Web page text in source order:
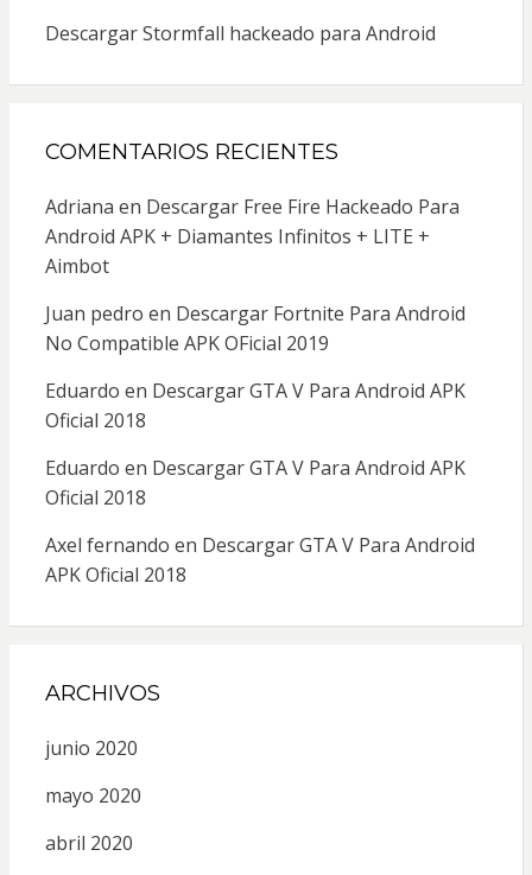
Descargar Stormfall hackeado para Android
COMENTARIOS RECIENTES
Adriana en Descargar Free Fire Hackeado Para
Android APK + Diamantes Infinitos + LITE +
Aimbot
Juan pedro en Descargar Fortnite Para Android
No Compatible APK OFicial 2019
Eduardo en Descargar GTA V Para Android APK
Oficial 2018
Eduardo en Descargar GTA V Para Android APK
Oficial 2018
Axel fernando en Descargar GTA V Para Android
APK Oficial 2018
ARCHIVOS
junio 2020
mayo 2020
abril 2020